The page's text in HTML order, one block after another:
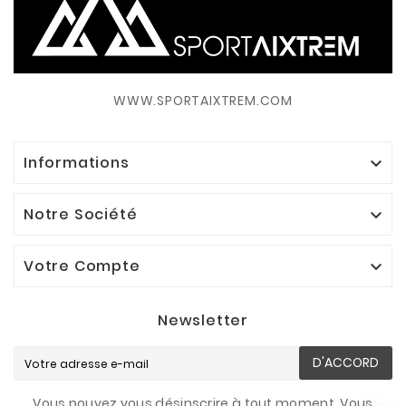
WWW.SPORTAIXTREM.COM
Informations 
Notre Société 
Votre Compte 
Newsletter
D'ACCORD